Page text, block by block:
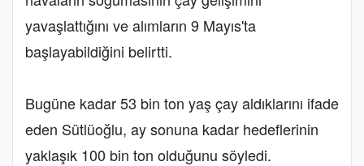
yavaşlattığını ve alımların 9 Mayıs'ta
başlayabildiğini belirtti.
Bugüne kadar 53 bin ton yaş çay aldıklarını ifade
eden Sütlüoğlu, ay sonuna kadar hedeflerinin
yaklaşık 100 bin ton olduğunu söyledi.